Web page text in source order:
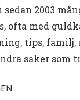
2003
ofta med
tips, familj,
saker som